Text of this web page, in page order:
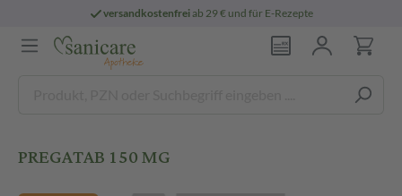
versandkostenfreiab 29 € und für E-Rezepte
PREGATAB 150 MG